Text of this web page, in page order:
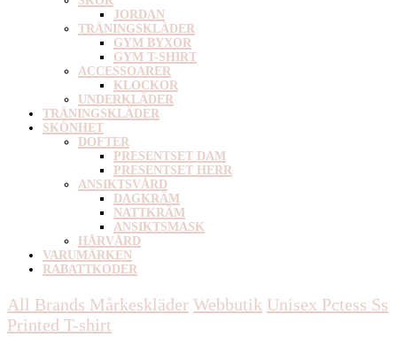
JORDAN
TRÄNINGSKLÄDER
GYM BYXOR
GYM T-SHIRT
ACCESSOARER
KLOCKOR
UNDERKLÄDER
TRÄNINGSKLÄDER
SKÖNHET
DOFTER
PRESENTSET DAM
PRESENTSET HERR
ANSIKTSVÅRD
DAGKRÄM
NATTKRÄM
ANSIKTSMASK
HÅRVÅRD
VARUMÄRKEN
RABATTKODER
All Brands Mårkeskläder Webbutik Unisex Pctess Ss
Printed T-shirt